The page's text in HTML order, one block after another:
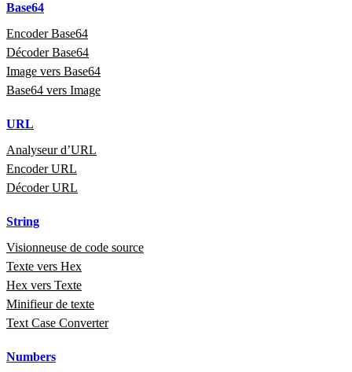
Base64
Encoder Base64
Décoder Base64
Image vers Base64
Base64 vers Image
URL
Analyseur d’URL
Encoder URL
Décoder URL
String
Visionneuse de code source
Texte vers Hex
Hex vers Texte
Minifieur de texte
Text Case Converter
Numbers